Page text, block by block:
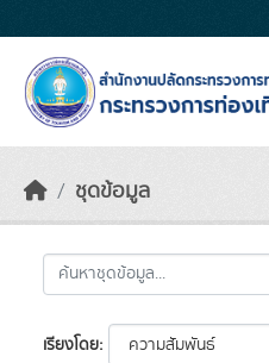
ชุดข้อมูล
เรียงโดย